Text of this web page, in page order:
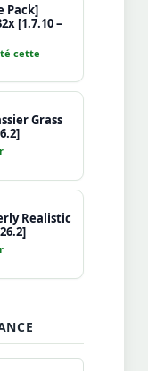
Pack]
[1.7.10 –
cette
Grass
Realistic